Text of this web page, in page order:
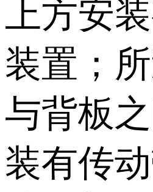
上方安
装置；
与背板
装有传